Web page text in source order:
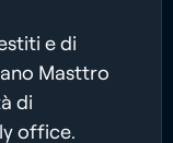
e di
Masttro
di
office.